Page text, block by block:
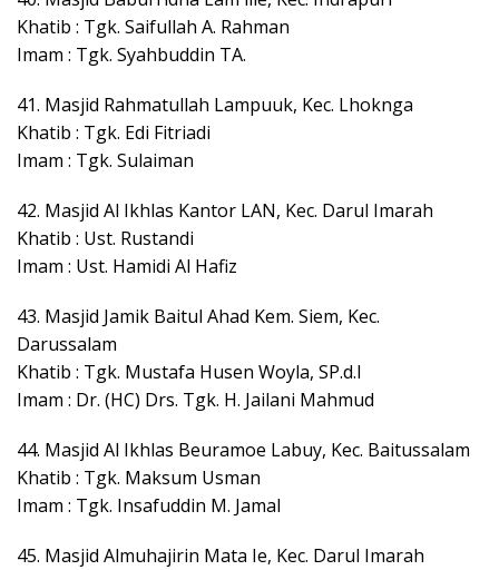
Khatib : Tgk. Saifullah A. Rahman
Imam : Tgk. Syahbuddin TA.
41. Masjid Rahmatullah Lampuuk, Kec. Lhoknga
Khatib : Tgk. Edi Fitriadi
Imam : Tgk. Sulaiman
42. Masjid Al Ikhlas Kantor LAN, Kec. Darul Imarah
Khatib : Ust. Rustandi
Imam : Ust. Hamidi Al Hafiz
43. Masjid Jamik Baitul Ahad Kem. Siem, Kec.
Darussalam
Khatib : Tgk. Mustafa Husen Woyla, SP.d.I
Imam : Dr. (HC) Drs. Tgk. H. Jailani Mahmud
44. Masjid Al Ikhlas Beuramoe Labuy, Kec. Baitussalam
Khatib : Tgk. Maksum Usman
Imam : Tgk. Insafuddin M. Jamal
45. Masjid Almuhajirin Mata Ie, Kec. Darul Imarah